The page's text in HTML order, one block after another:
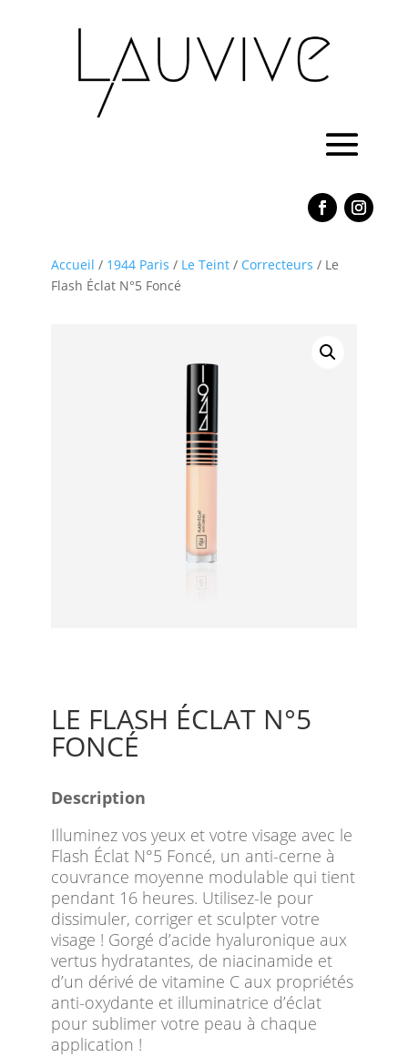
Accueil / 1944 Paris / Le Teint / Correcteurs / Le
Flash Éclat N°5 Foncé
LE FLASH ÉCLAT N°5
FONCÉ
Description
Illuminez vos yeux et votre visage avec le
Flash Éclat N°5 Foncé, un anti-cerne à
couvrance moyenne modulable qui tient
pendant 16 heures. Utilisez-le pour
dissimuler, corriger et sculpter votre
visage ! Gorgé d’acide hyaluronique aux
vertus hydratantes, de niacinamide et
d’un dérivé de vitamine C aux propriétés
anti-oxydante et illuminatrice d’éclat
pour sublimer votre peau à chaque
application !